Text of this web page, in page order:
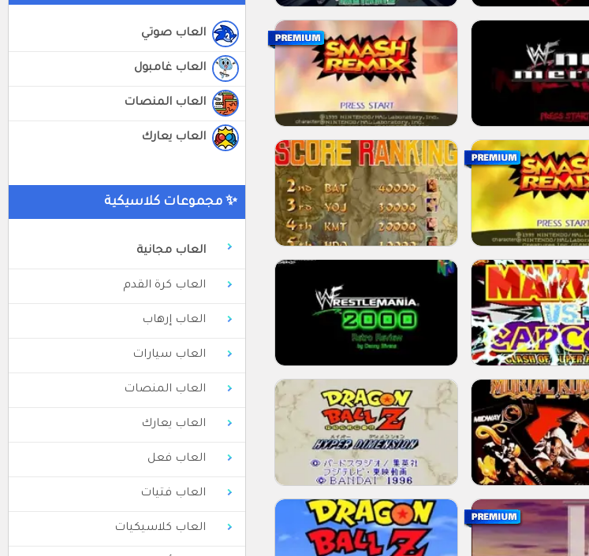
العاب صوتي
العاب غامبول
العاب المنصات
العاب يعارك
✨ مجموعات كلاسيكية
العاب مجانية
العاب كرة القدم
العاب إرهاب
العاب سيارات
العاب المنصات
العاب يعارك
العاب فعل
العاب فتيات
العاب كلاسيكيات